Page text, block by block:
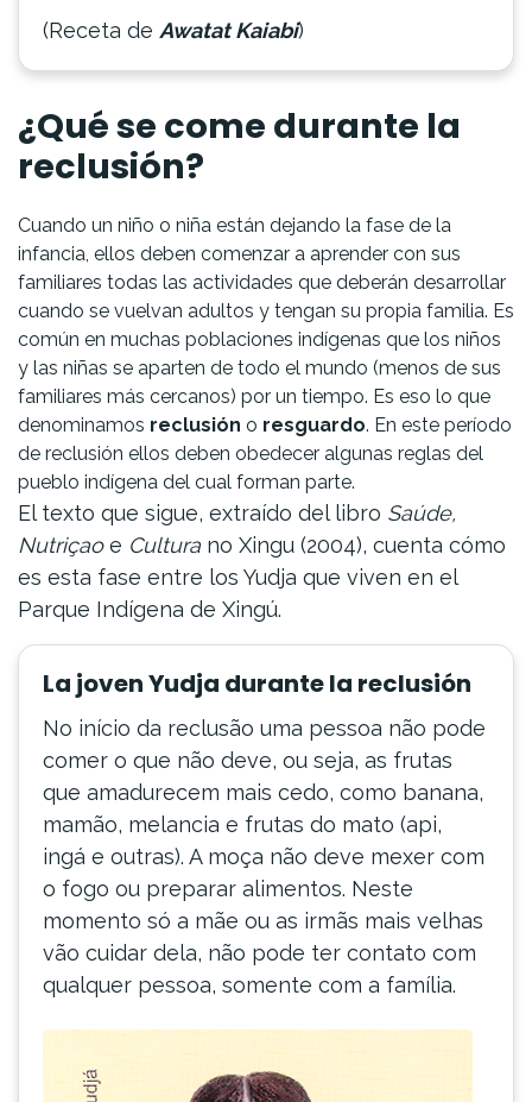
(Receta de Awatat Kaiabi)
¿Qué se come durante la
reclusión?
Cuando un niño o niña están dejando la fase de la
infancia, ellos deben comenzar a aprender con sus
familiares todas las actividades que deberán desarrollar
cuando se vuelvan adultos y tengan su propia familia. Es
común en muchas poblaciones indígenas que los niños
y las niñas se aparten de todo el mundo (menos de sus
familiares más cercanos) por un tiempo. Es eso lo que
denominamos reclusión o resguardo. En este período
de reclusión ellos deben obedecer algunas reglas del
pueblo indígena del cual forman parte.
El texto que sigue, extraído del libro Saúde,
Nutriçaoe Cultura no Xingu (2004), cuenta cómo
es esta fase entre los Yudja que viven en el
Parque Indígena de Xingú.
La joven Yudja durante la reclusión
No início da reclusão uma pessoa não pode
comer o que não deve, ou seja, as frutas
que amadurecem mais cedo, como banana,
mamão, melancia e frutas do mato (api,
ingá e outras). A moça não deve mexer com
o fogo ou preparar alimentos. Neste
momento só a mãe ou as irmãs mais velhas
vão cuidar dela, não pode ter contato com
qualquer pessoa, somente com a família.